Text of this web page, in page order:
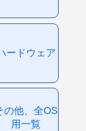
ードウェア
の他、全OS
用一覧